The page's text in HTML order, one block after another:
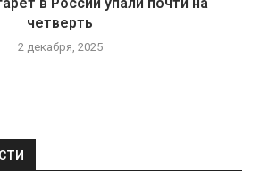
четверть
2 декабря, 2025